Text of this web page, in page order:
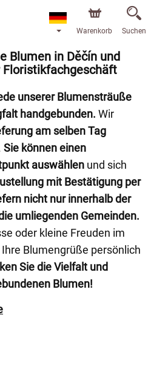
Warenkorb Suchen
Blumen in Děčín und
Floristikfachgeschäft
unserer Blumensträuße
handgebunden. Wir
am selben Tag
Sie können einen
auswählen und sich
mit Bestätigung per
nicht nur innerhalb der
umliegenden Gemeinden.
oder kleine Freuden im
Blumengrüße persönlich
Sie die Vielfalt und
Blumen!